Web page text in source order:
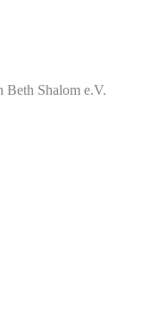
Beth Shalom e.V.